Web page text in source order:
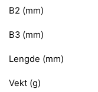
B2 (mm)
B3 (mm)
Lengde (mm)
Vekt (g)